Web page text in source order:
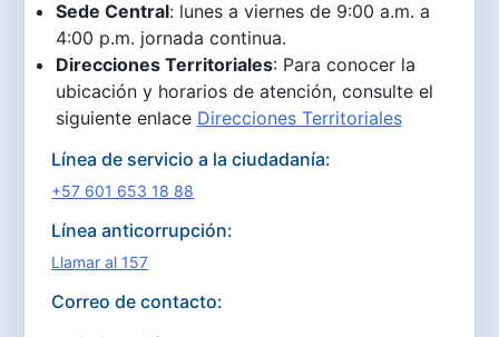
Sede Central: lunes a viernes de 9:00 a.m. a
4:00 p.m. jornada continua.
Direcciones Territoriales: Para conocer la
ubicación y horarios de atención, consulte el
siguiente enlace Direcciones Territoriales
Línea de servicio a la ciudadanía:
+57 601 653 18 88
Línea anticorrupción:
Llamar al 157
Correo de contacto: